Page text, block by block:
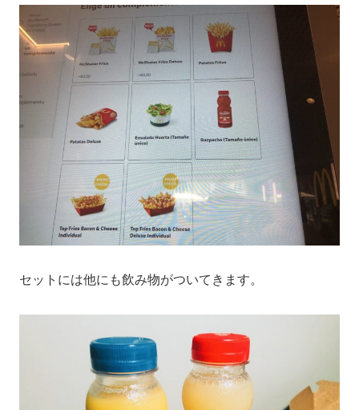
セットには他にも飲み物がついてきます。